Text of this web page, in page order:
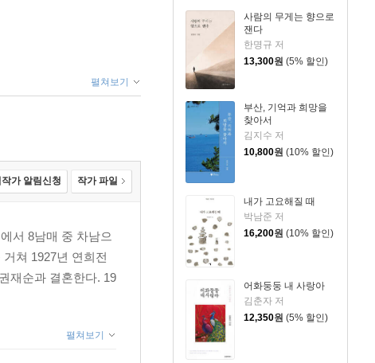
사람의 무게는 향으로
잰다
한명규 저
13,300원 (5% 할인)
부산, 기억과 희망을
찾아서
김지수 저
10,800원 (10% 할인)
내가 고요해질 때
박남준 저
16,200원 (10% 할인)
어화둥둥 내 사랑아
김춘자 저
12,350원 (5% 할인)
펼쳐보기
가 알림신청 작가 파일
서 8남매 중 차남으
쳐 1927년 연희전
재순과 결혼한다. 19
펼쳐보기